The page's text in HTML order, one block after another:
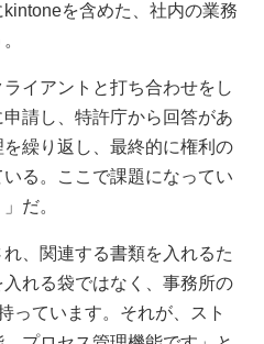
を含めた、社内の業務
イアントと打ち合わせをし
請し、特許庁から回答があ
繰り返し、最終的に権利の
る。ここで課題になってい
だ。
れ、関連する書類を入れるた
れる袋ではなく、事務所の
っています。それが、スト